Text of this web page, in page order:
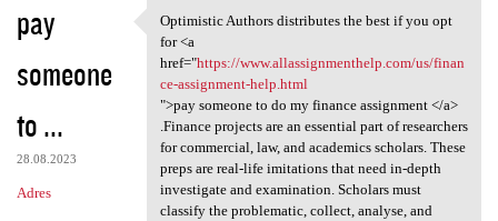
pay
someone
to ...
28.08.2023
Adres
Optimistic Authors
Optimistic Authors distributes the best if you opt
for <a
href="https://www.allassignmenthelp.com/us/finan
ce-assignment-help.html
">pay someone to do my finance assignment </a>
.Finance projects are an essential part of researchers
for commercial, law, and academics scholars. These
preps are real-life imitations that need in-depth
investigate and examination. Scholars must
classify the problematic, collect, analyse, and